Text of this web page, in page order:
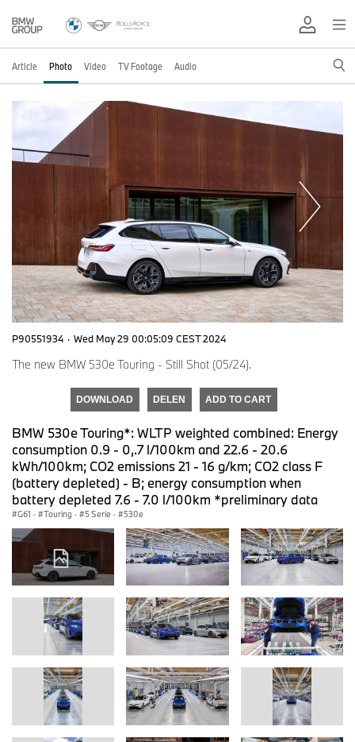
Article Photo Video TV Footage Audio
P90551934 · Wed May 29 00:05:09 CEST 2024
The new BMW 530e Touring - Still Shot (05/24).
DOWNLOAD DELEN ADD TO CART
BMW 530e Touring*: WLTP weighted combined: Energy
consumption 0.9 - 0,.7 l/100km and 22.6 - 20.6
kWh/100km; CO2 emissions 21 - 16 g/km; CO2 class F
(battery depleted) - B; energy consumption when
battery depleted 7.6 - 7.0 l/100km *preliminary data
G61 · Touring · 5 Serie · 530e